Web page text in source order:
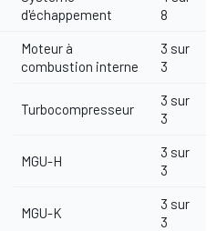
d'échappement
8
Moteur à
combustion interne
3 sur
3
Turbocompresseur
3 sur
3
MGU-H
3 sur
3
MGU-K
3 sur
3